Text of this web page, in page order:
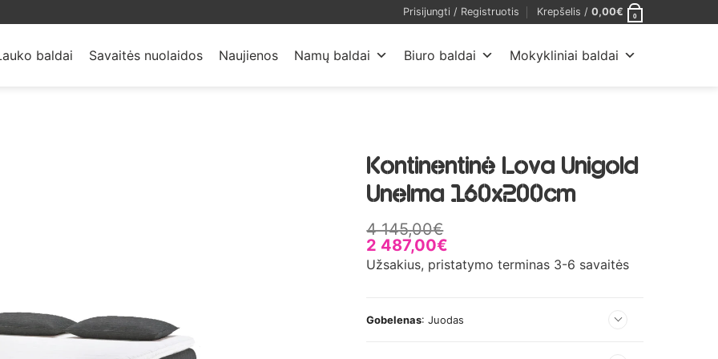
Prisijungti / Registruotis Krepšelis / 0,00€ 0
baldai Savaitės nuolaidos Naujienos Namų baldai Biuro baldai Mokykliniai baldai
Kontinentinė Lova Unigold
Unelma 160x200cm
4 145,00€
2 487,00€
Užsakius, pristatymo terminas 3-6 savaitės
Gobelenas: Juodas